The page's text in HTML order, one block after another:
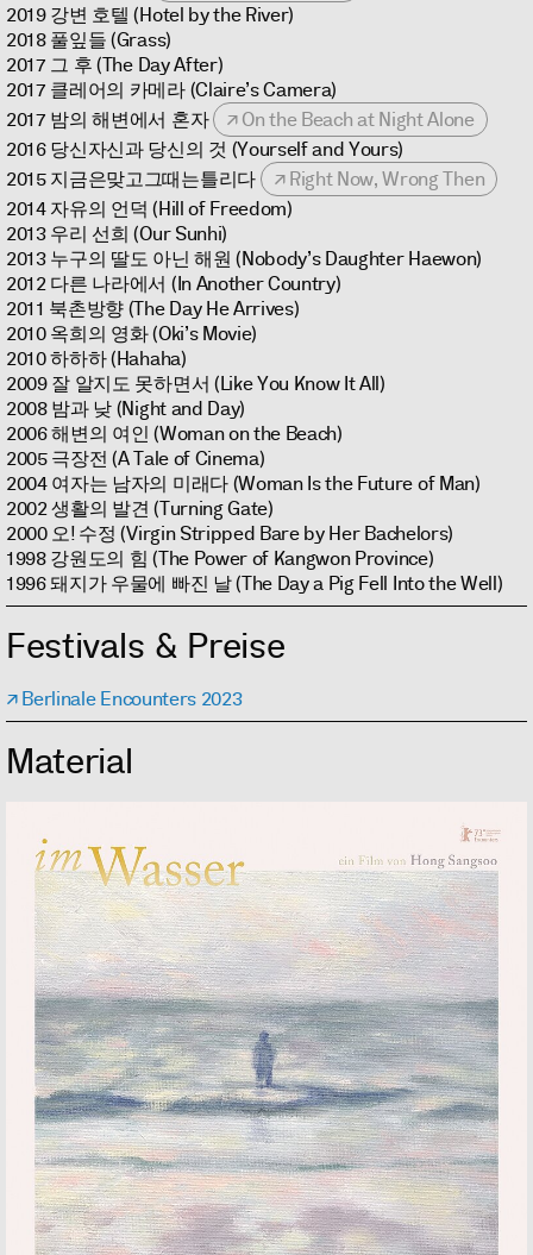
2019 강변 호텔 (Hotel by the River)
2018 풀잎들 (Grass)
2017 그 후 (The Day After)
2017 클레어의 카메라 (Claire’s Camera)
2017 밤의 해변에서 혼자
On the Beach at Night Alone
2016 당신자신과 당신의 것 (Yourself and Yours)
2015 지금은맞고그때는틀리다
Right Now, Wrong Then
2014 자유의 언덕 (Hill of Freedom)
2013 우리 선희 (Our Sunhi)
2013 누구의 딸도 아닌 해원 (Nobody’s Daughter Haewon)
2012 다른 나라에서 (In Another Country)
2011 북촌방향 (The Day He Arrives)
2010 옥희의 영화 (Oki’s Movie)
2010 하하하 (Hahaha)
2009 잘 알지도 못하면서 (Like You Know It All)
2008 밤과 낮 (Night and Day)
2006 해변의 여인 (Woman on the Beach)
2005 극장전 (A Tale of Cinema)
2004 여자는 남자의 미래다 (Woman Is the Future of Man)
2002 생활의 발견 (Turning Gate)
2000 오! 수정 (Virgin Stripped Bare by Her Bachelors)
1998 강원도의 힘 (The Power of Kangwon Province)
1996 돼지가 우물에 빠진 날 (The Day a Pig Fell Into the Well)
Festivals & Preise
Berlinale Encounters 2023
Material